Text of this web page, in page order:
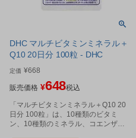
DHC マルチビタミンミネラル＋
Q10 20日分 100粒 - DHC
定価 ¥668
販売価格 ¥648税込
「マルチビタミンミネラル＋Q10 20
日分 100粒」は、10種類のビタミ
ン、10種類のミネラル、コエンザイ